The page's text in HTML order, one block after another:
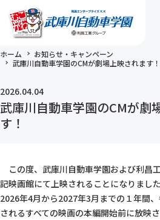
ホーム
お知らせ・キャンペーン
武庫川自動車学園のCMが劇場上映されます！
2026.04.04
武庫川自動車学園のCMが劇
す！
この度、武庫川自動車学園および利昌
記映画館にて上映されることになりました
2026年4月から2027年3月までの１年間
されるすべての映画の本編開始前に放映さ